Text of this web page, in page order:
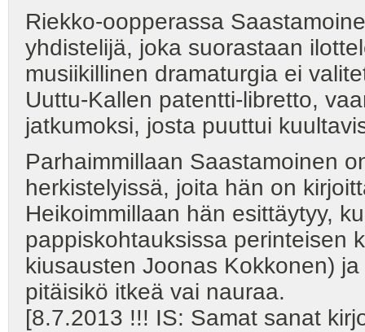
Riekko-oopperassa
yhdistelijä, joka suorastaan
musiikillinen dramaturgia ei
Uuttu-Kallen patentti-libretto,
jatkumoksi, josta puuttui
Parhaimmillaan Saastamoinen
herkistelyissä, joita hän on
Heikoimmillaan hän esittäytyy,
pappiskohtauksissa perinteisen
kiusausten Joonas Kokkonen)
pitäisikö itkeä vai nauraa.
[8.7.2013 !!! IS: Samat sanat